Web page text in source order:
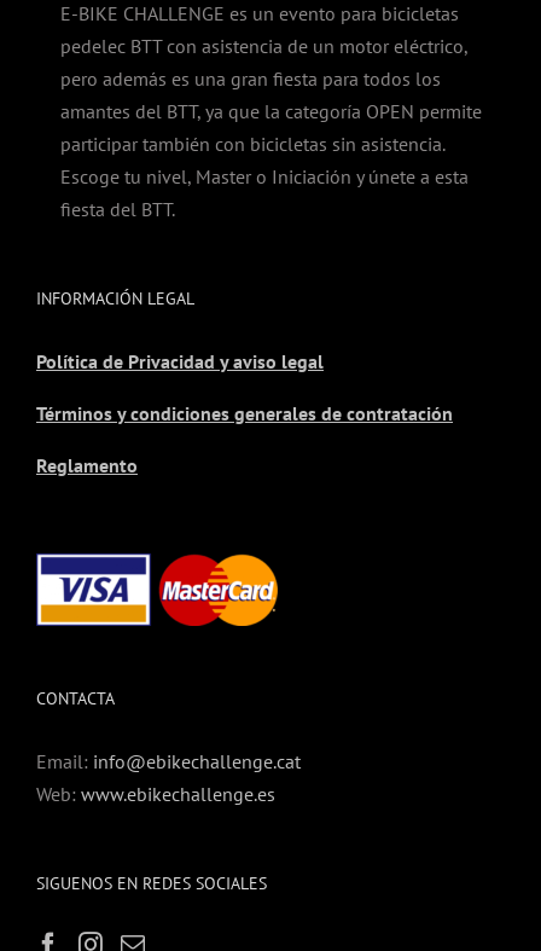
E-BIKE CHALLENGE es un evento para bicicletas
pedelec BTT con asistencia de un motor eléctrico,
pero además es una gran fiesta para todos los
amantes del BTT, ya que la categoría OPEN permite
participar también con bicicletas sin asistencia.
Escoge tu nivel, Master o Iniciación y únete a esta
fiesta del BTT.
INFORMACIÓN LEGAL
Política de Privacidad y aviso legal
Términos y condiciones generales de contratación
Reglamento
CONTACTA
Email: info@ebikechallenge.cat
Web: www.ebikechallenge.es
SIGUENOS EN REDES SOCIALES